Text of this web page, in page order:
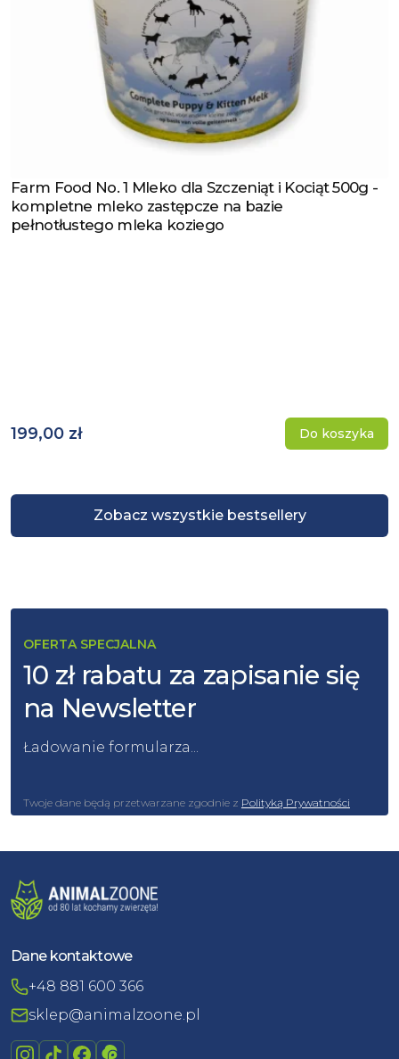
Zobacz wszystkie bestsellery
Zobacz produkt
Farm Food No. 1 Mleko dla Szczeniąt i Kociąt 500g -
kompletne mleko zastępcze na bazie
pełnotłustego mleka koziego
199,00 zł Do koszyka
OFERTA SPECJALNA
10 zł rabatu za zapisanie się
na Newsletter
Ładowanie formularza...
Twoje dane będą przetwarzane zgodnie z Polityką Prywatności
Dane kontaktowe
+48 881 600 366
sklep@animalzoone.pl